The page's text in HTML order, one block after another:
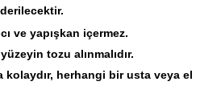
ve yapışkan içermez.
tozu alınmalıdır.
kolaydır, herhangi bir usta veya el